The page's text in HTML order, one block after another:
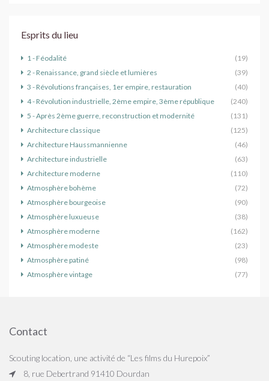
Esprits du lieu
1 - Féodalité
(19)
2 - Renaissance, grand siècle et lumières
(39)
3 - Révolutions françaises, 1er empire, restauration
(40)
4 - Révolution industrielle, 2ème empire, 3ème république
(240)
5 - Après 2ème guerre, reconstruction et modernité
(131)
Architecture classique
(125)
Architecture Haussmannienne
(46)
Architecture industrielle
(63)
Architecture moderne
(110)
Atmosphère bohème
(72)
Atmosphère bourgeoise
(90)
Atmosphère luxueuse
(38)
Atmosphère moderne
(162)
Atmosphère modeste
(23)
Atmosphère patiné
(98)
Atmosphère vintage
(77)
Contact
Scouting location, une activité de “Les films du Hurepoix”
8, rue Debertrand 91410 Dourdan